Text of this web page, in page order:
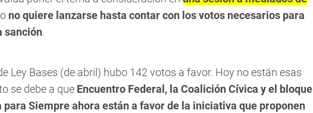
no quiere lanzarse hasta contar con los votos necesarios para
sanción.
Ley Bases (de abril) hubo 142 votos a favor. Hoy no están esas
se debe a que Encuentro Federal, la Coalición Cívica y el bloque
para Siempre ahora están a favor de la iniciativa que proponen